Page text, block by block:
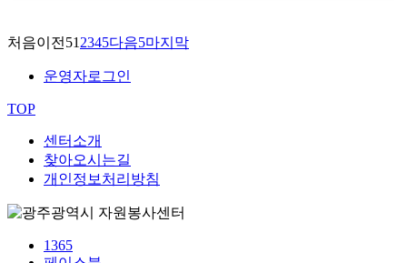
처음이전51 2345다음5마지막
운영자로그인
TOP
센터소개
찾아오시는길
개인정보처리방침
1365